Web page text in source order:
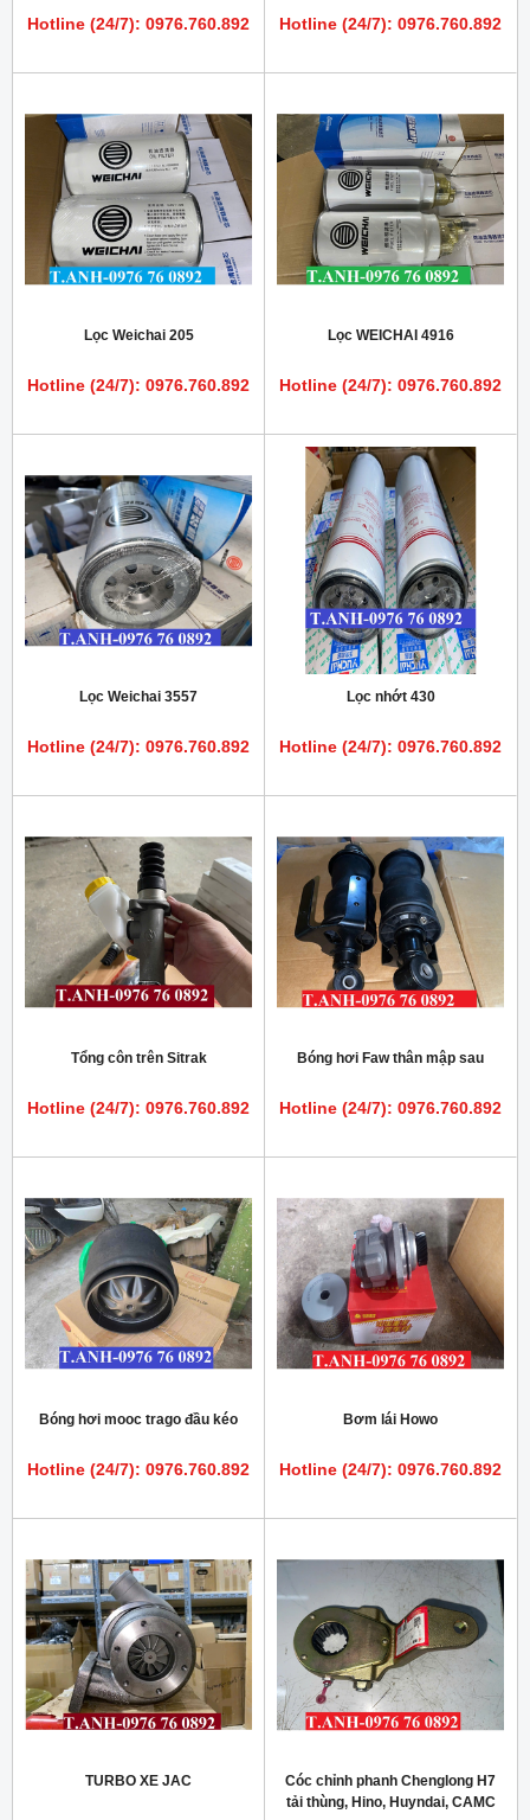
Hotline (24/7): 0976.760.892 Hotline (24/7): 0976.760.892
Lọc Weichai 205
Hotline (24/7): 0976.760.892
Lọc WEICHAI 4916
Hotline (24/7): 0976.760.892
Lọc Weichai 3557
Hotline (24/7): 0976.760.892
Lọc nhớt 430
Hotline (24/7): 0976.760.892
Tổng côn trên Sitrak
Hotline (24/7): 0976.760.892
Bóng hơi Faw thân mập sau
Hotline (24/7): 0976.760.892
Bóng hơi mooc trago đầu kéo
Hotline (24/7): 0976.760.892
Bơm lái Howo
Hotline (24/7): 0976.760.892
TURBO XE JAC
Cóc chỉnh phanh Chenglong H7
tải thùng, Hino, Huyndai, CAMC